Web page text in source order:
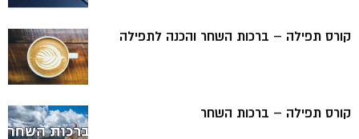
קורס תפילה – ברכות השחר והכנה לתפילה
קורס תפילה – ברכות השחר